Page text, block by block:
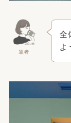
筆者
全
よ